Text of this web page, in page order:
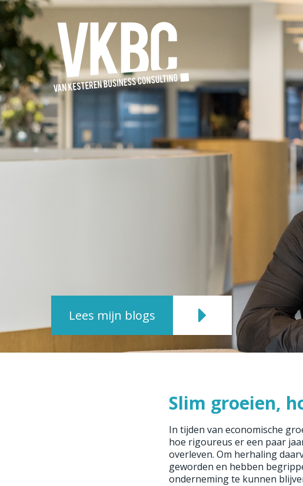
Lees mijn blogs
Slim groeien,
In tijden van economische
hoe rigoureus er een paar
overleven. Om herhaling
geworden en hebben
onderneming te kunnen